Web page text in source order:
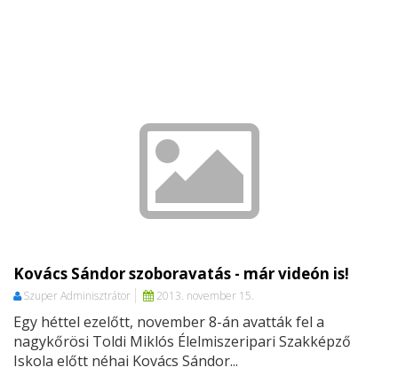
Kovács Sándor szoboravatás - már videón is!
Szuper Adminisztrátor 2013. november 15.
Egy héttel ezelőtt, november 8-án avatták fel a
nagykőrösi Toldi Miklós Élelmiszeripari Szakképző
Iskola előtt néhai Kovács Sándor...